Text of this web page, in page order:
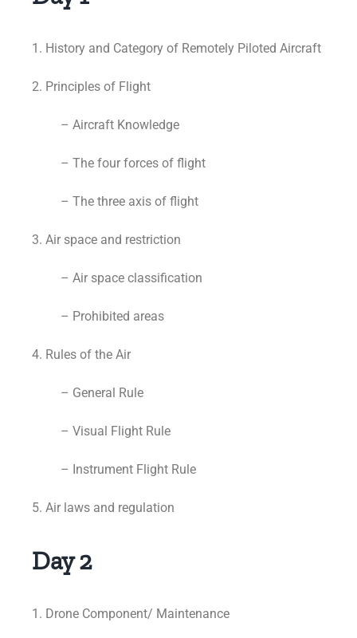
1. History and Category of Remotely Piloted Aircraft
2. Principles of Flight
– Aircraft Knowledge
– The four forces of flight
– The three axis of flight
3. Air space and restriction
– Air space classification
– Prohibited areas
4. Rules of the Air
– General Rule
– Visual Flight Rule
– Instrument Flight Rule
5. Air laws and regulation
Day 2
1. Drone Component/ Maintenance